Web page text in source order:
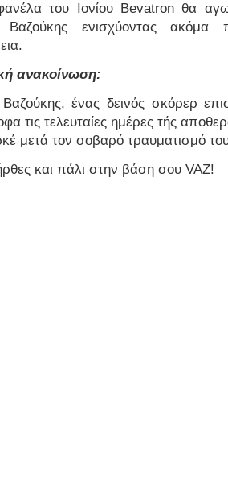
του Ιονίου Bevatron θα
Βαζούκης ενισχύοντας ακόμα
ανακοίνωση:
Βαζούκης, ένας δεινός σκόρερ
τις τελευταίες ημέρες τής
μετά τον σοβαρό τραυματισμό
και πάλι στην βάση σου VAZ!